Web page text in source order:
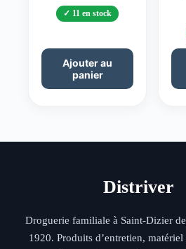
11 en stock
Ajouter au
panier
Distriver
Droguerie familiale à Saint-Dizier
1920. Produits d’entretien,